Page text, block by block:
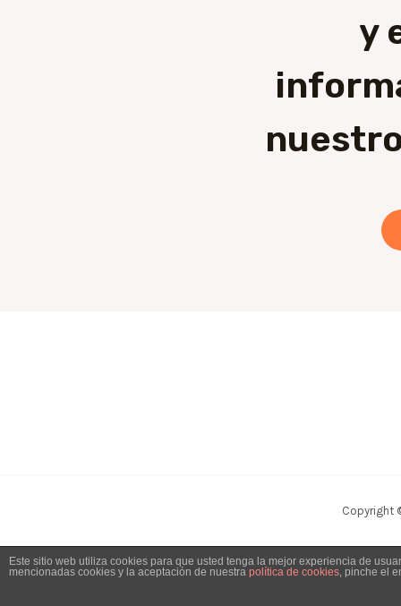
y
Copyright
Este sitio web utiliza cookies para que usted tenga la mejor experiencia de
mencionadas cookies y la aceptación de nuestra política de cookies, pinche el